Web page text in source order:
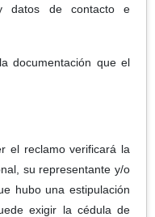
datos de contacto e
documentación que el
el reclamo verificará la
su representante y/o
hubo una estipulación
exigir la cédula de